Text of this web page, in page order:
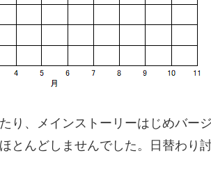
り、メインストーリーはじめバー
とんどしませんでした。日替わり